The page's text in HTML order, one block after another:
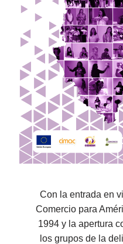
Con la entrada en
Comercio para
1994 y la apertura
los grupos de la